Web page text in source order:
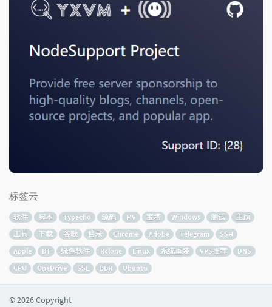
标签云
软件 脚本 Typecho 源码 MV 宝塔 Windows 测试
主题
工具
下载 谷歌 目录 Chrome Adobe Telegram
SSH
Apple
BT 绿色软件 Rclone Linux 系统重装 VPS推荐
DNS
CPU
OneDrive SSL BBR Ubuntu
© 2026 Copyright